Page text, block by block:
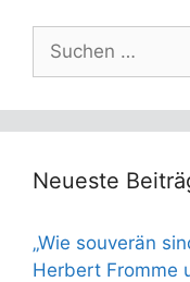
nach:
Neueste
„Wie souverän
Herbert Fromme